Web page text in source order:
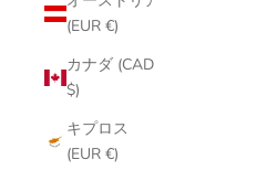
(EUR €)
カナダ (CAD
$)
キプロス
(EUR €)